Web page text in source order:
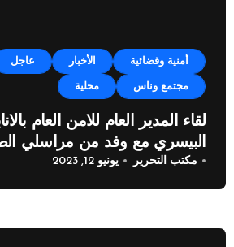
أمنية وقضائية الأخبار عاجل
مجتمع وناس محلية
لقاء المدير العام للامن العام
البيسري مع وفد من مراسلي
مكتب التحرير يونيو 12, 2023